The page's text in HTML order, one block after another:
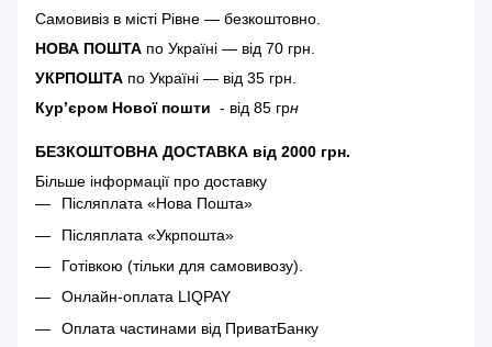
Самовивіз в місті Рівне — безкоштовно.
НОВА ПОШТА по Україні — від 70 грн.
УКРПОШТА по Україні — від 35 грн.
Кур’єром Нової пошти - від 85 грн
БЕЗКОШТОВНА ДОСТАВКА від 2000 грн.
Більше інформації про доставку
Післяплата «Нова Пошта»
Післяплата «Укрпошта»
Готівкою (тільки для самовивозу).
Онлайн-оплата LIQPAY
Оплата частинами від ПриватБанку